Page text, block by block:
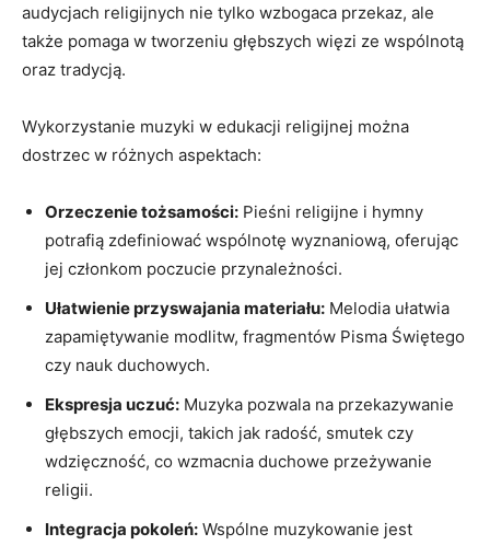
audycjach religijnych nie tylko wzbogaca przekaz, ale
także pomaga w tworzeniu głębszych więzi ze wspólnotą
oraz tradycją.
Wykorzystanie muzyki w edukacji religijnej można
dostrzec w różnych aspektach:
Orzeczenie tożsamości: Pieśni religijne i hymny
potrafią zdefiniować wspólnotę wyznaniową, oferując
jej członkom poczucie przynależności.
Ułatwienie przyswajania materiału: Melodia ułatwia
zapamiętywanie modlitw, fragmentów Pisma Świętego
czy nauk duchowych.
Ekspresja uczuć: Muzyka pozwala na przekazywanie
głębszych emocji, takich jak radość, smutek czy
wdzięczność, co wzmacnia duchowe przeżywanie
religii.
Integracja pokoleń: Wspólne muzykowanie jest